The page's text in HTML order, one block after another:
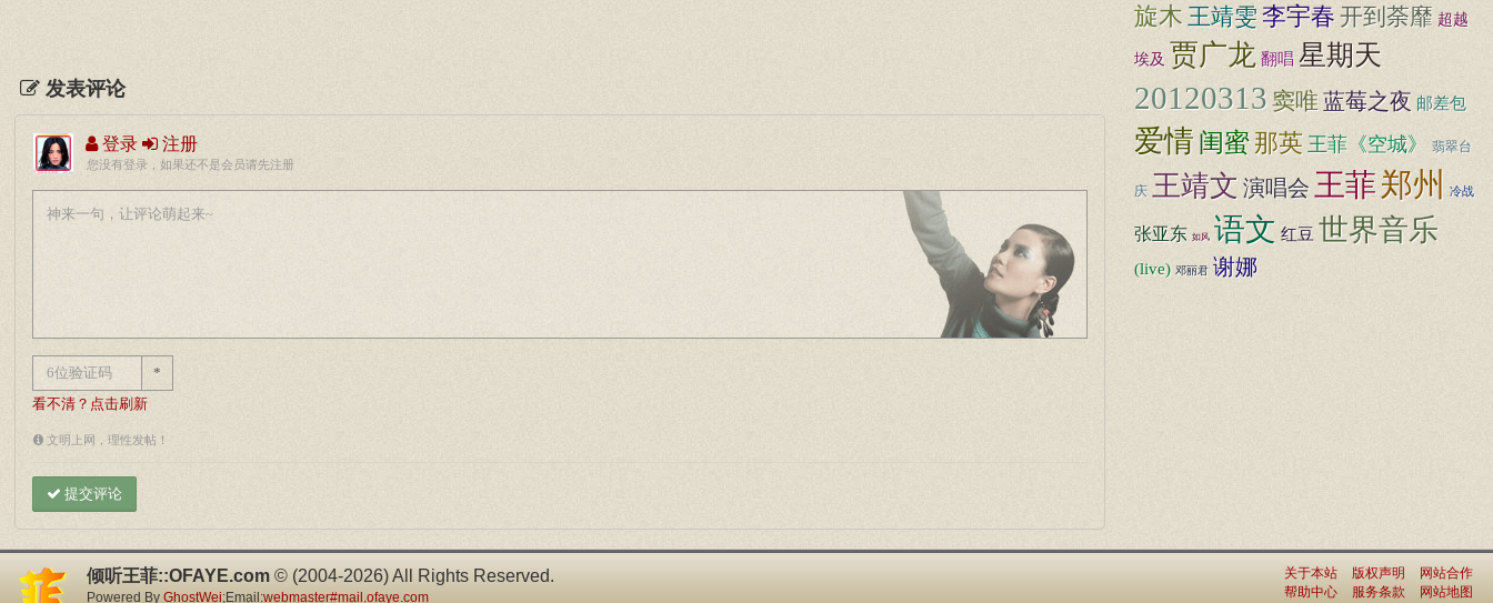
发表评论
登录 注册
您没有登录，如果还不是会员请先注册
*
看不清？点击刷新
文明上网，理性发帖！
提交评论
旋木王靖雯李宇春开到荼靡 超越
埃及 贾广龙 翻唱 星期天
20120313 窦唯蓝莓之夜 邮差包
爱情 闺蜜 那英 王菲《空城》 翡翠台
庆 王靖文 演唱会 王菲郑州 冷战
张亚东 如风 语文 红豆 世界音乐
(live) 邓丽君 谢娜
倾听王菲::OFAYE.com © (2004-2026) All Rights Reserved.
Powered By GhostWei;Email:webmaster#mail.ofaye.com
关于本站 版权声明
网站合作
帮助中心
服务条款 网站地图